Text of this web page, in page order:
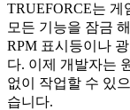
TRUEFORCE는
모든 기능을 잠금
RPM 표시등이나
다. 이제 개발자는
없이 작업할 수 있
습니다.